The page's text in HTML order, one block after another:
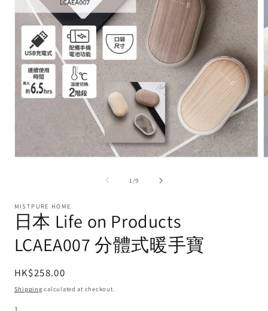
1 /of
9
MISTPURE HOME
日本 Life on Products
LCAEA007 分體式暖手寶
Regular
price
HK$258.00
Shipping calculated at checkout.